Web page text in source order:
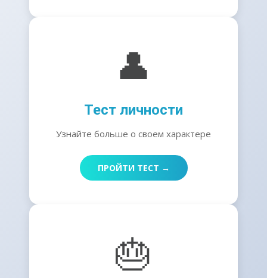
👤
Тест личности
Узнайте больше о своем характере
ПРОЙТИ ТЕСТ →
🎂